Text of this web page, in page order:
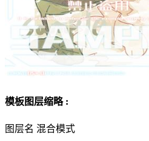
模板图层缩略 :
图层名 混合模式